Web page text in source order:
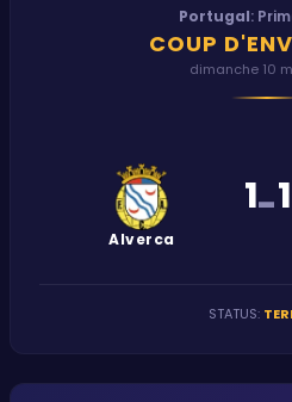
Portugal:
COUP
dimanche 10
Alverca
1-1
STATUS: